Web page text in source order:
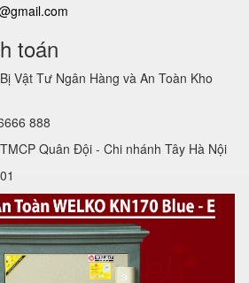
toán
Vật Tư Ngân Hàng và An Toàn Kho
888
Quân Đội - Chi nhánh Tây Hà Nội